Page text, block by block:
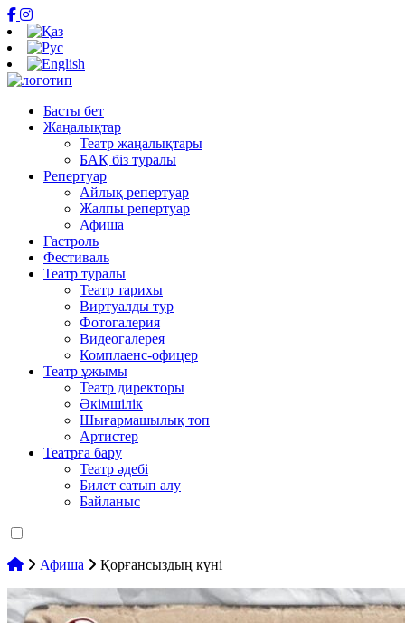
Басты бет
Жаңалықтар
Театр жаңалықтары
БАҚ біз туралы
Репертуар
Айлық репертуар
Жалпы репертуар
Афиша
Гастроль
Фестиваль
Театр туралы
Театр тарихы
Виртуалды тур
Фотогалерия
Видеогалерея
Комплаенс-офицер
Театр ұжымы
Театр директоры
Әкімшілік
Шығармашылық топ
Артистер
Театрға бару
Театр әдебі
Билет сатып алу
Байланыс
Афиша Қорғансыздың күні